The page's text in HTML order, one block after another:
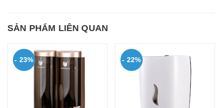
SẢN PHẨM LIÊN QUAN
- 23% - 22%